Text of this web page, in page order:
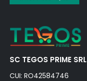
SC TEGOS PRIME SRL
CUI: RO42584746